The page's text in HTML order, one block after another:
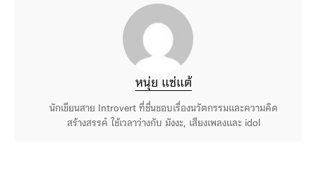
หนุ่ย แซ่แต้
นักเขียนสาย Introvert ที่ชื่นชอบเรื่องนวัตกรรมและความคิด
สร้างสรรค์ ใช้เวลาว่างกับ มังงะ, เสียงเพลงและ idol